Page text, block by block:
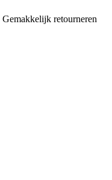
Gemakkelijk retourneren